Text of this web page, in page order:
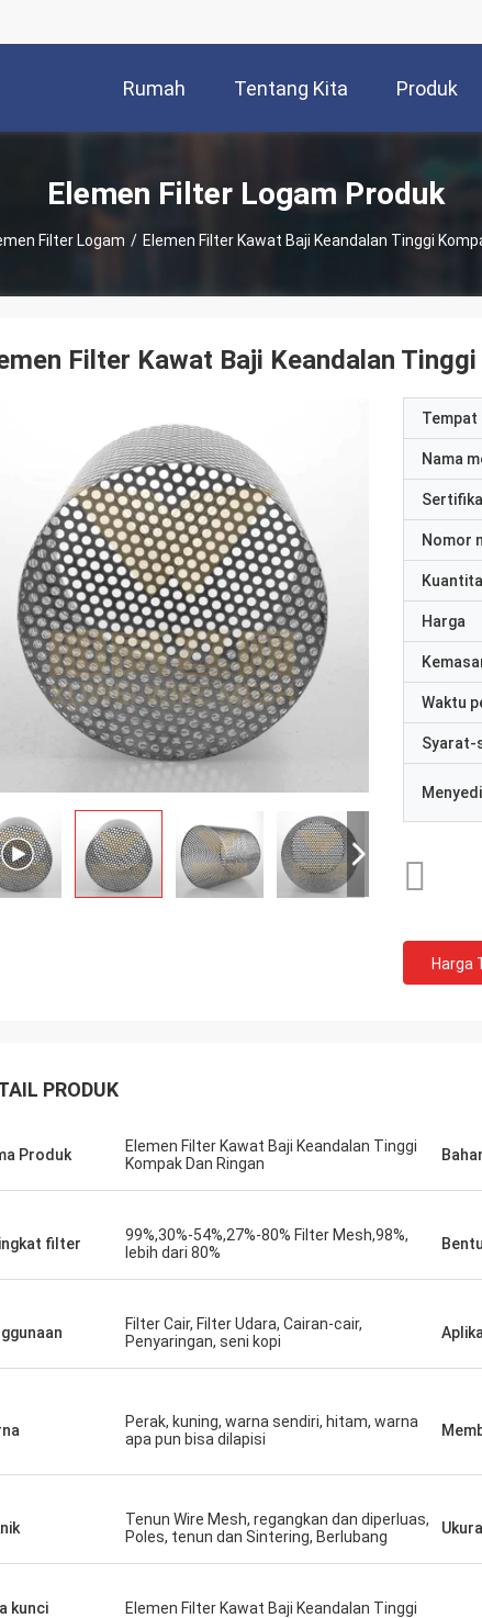
Rumah Tentang Kita Produk
Elemen Filter Logam Produk
Filter Logam / Elemen Filter Kawat Baji Keandalan Tinggi
Filter Kawat Baji Keandalan
Tempat
Nama
Nomor
Harga
Waktu
Syarat-
Harga
PRODUK
Produk
Elemen Filter Kawat Baji Keandalan Tinggi
Kompak Dan Ringan
filter
99%,30%-54%,27%-80% Filter Mesh,98%,
lebih dari 80%
Filter Cair, Filter Udara, Cairan-cair,
Penyaringan, seni kopi
Perak, kuning, warna sendiri, hitam, warna
apa pun bisa dilapisi
Tenun Wire Mesh, regangkan dan diperluas,
Poles, tenun dan Sintering, Berlubang
kunci Elemen Filter Kawat Baji Keandalan Tinggi